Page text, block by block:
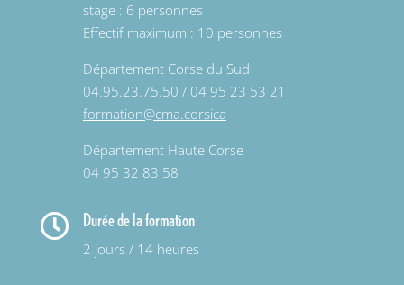
stage : 6 personnes
Effectif maximum : 10 personnes
Département Corse du Sud
04.95.23.75.50 / 04 95 23 53 21
formation@cma.corsica
Département Haute Corse
04 95 32 83 58
 Durée de la formation
2 jours / 14 heures